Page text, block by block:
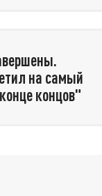
на самый
концов"